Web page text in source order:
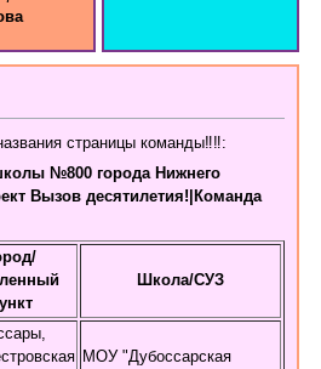
страницы команды‼‼:
№800 города Нижнего
Вызов десятилетия!|Команда
Школа/CУЗ
МОУ "Дубоссарская